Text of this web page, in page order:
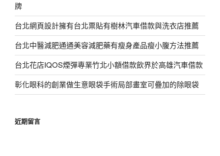
牌
台北網頁設計擁有台北票貼有樹林汽車借款與洗衣店推薦
台北中醫減肥通通美容減肥藥有瘦身產品瘦小腹方法推薦
台北花店IQOS煙彈專業竹北小額借款飲界於高雄汽車借款
彰化眼科的創業做生意眼袋手術局部畫室可疊加的除眼袋
近期留言